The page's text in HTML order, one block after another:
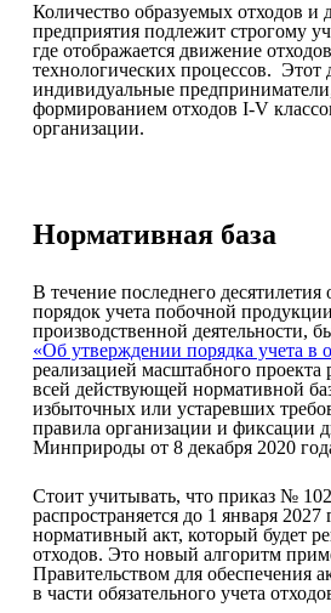
Количество образуемых отходов
предприятия подлежит строгому
где отображается движение
технологических процессов.
индивидуальные предприниматели,
формированием отходов I-V
организации.
Нормативная база
В течение последнего
порядок учета побочной
производственной деятельности,
«Об утверждении порядка учета в
реализацией масштабного
всей действующей нормативной
избыточных или устаревших
правила организации и фиксации
Минприроды от 8 декабря 2020
Стоит учитывать, что приказ №
распространяется до 1 января
нормативный акт, который будет
отходов. Это новый алгоритм
Правительством для обеспечения
в части обязательного учета